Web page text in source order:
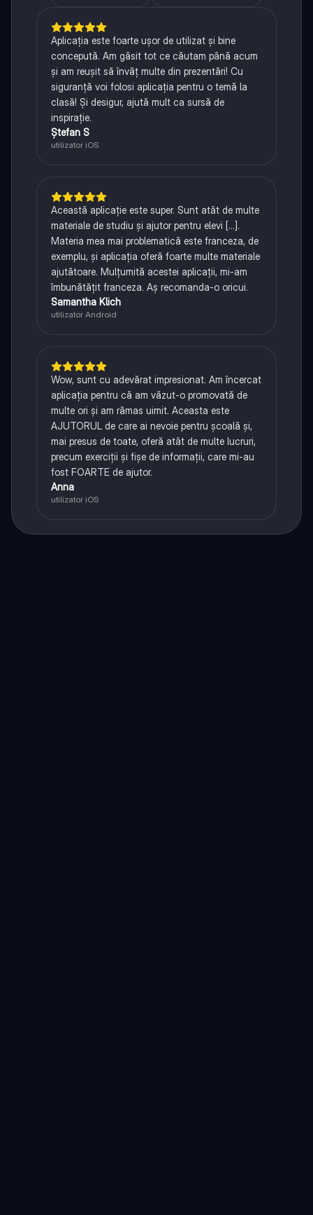
Aplicația este foarte ușor de utilizat și bine
concepută. Am găsit tot ce căutam până acum
și am reușit să învăț multe din prezentări! Cu
siguranță voi folosi aplicația pentru o temă la
clasă! Și desigur, ajută mult ca sursă de
inspirație.
Ștefan S
utilizator iOS
Această aplicație este super. Sunt atât de multe
materiale de studiu și ajutor pentru elevi [...].
Materia mea mai problematică este franceza, de
exemplu, și aplicația oferă foarte multe materiale
ajutătoare. Mulțumită acestei aplicații, mi-am
îmbunătățit franceza. Aș recomanda-o oricui.
Samantha Klich
utilizator Android
Wow, sunt cu adevărat impresionat. Am încercat
aplicația pentru că am văzut-o promovată de
multe ori și am rămas uimit. Aceasta este
AJUTORUL de care ai nevoie pentru școală și,
mai presus de toate, oferă atât de multe lucruri,
precum exerciții și fișe de informații, care mi-au
fost FOARTE de ajutor.
Anna
utilizator iOS